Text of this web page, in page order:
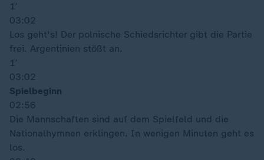
1′
03:02
Los geht's! Der polnische Schiedsrichter gibt die Partie
frei. Argentinien stößt an.
1′
03:02
Spielbeginn
02:56
Die Mannschaften sind auf dem Spielfeld und die
Nationalhymnen erklingen. In wenigen Minuten geht es
los.